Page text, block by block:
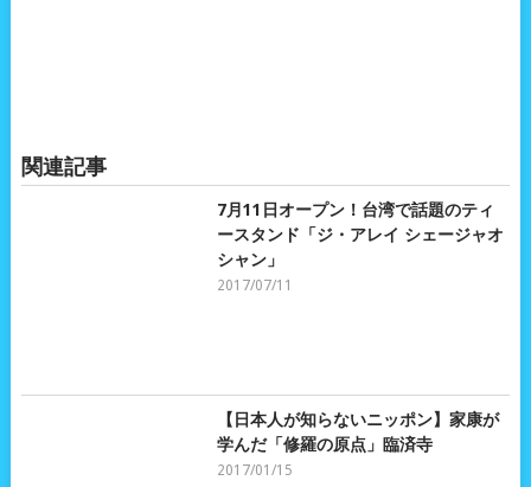
関連記事
7月11日オープン！台湾で話題のティ
ースタンド「ジ・アレイ シェージャオ
シャン」
2017/07/11
【日本人が知らないニッポン】家康が
学んだ「修羅の原点」臨済寺
2017/01/15